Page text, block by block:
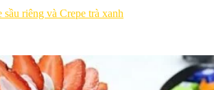
riêng và Crepe trà xanh